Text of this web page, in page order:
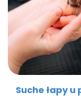
Suche łapy